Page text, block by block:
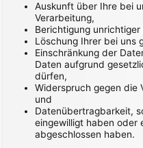
Auskunft über Ihre bei
Verarbeitung,
Berichtigung
Löschung Ihrer bei uns
Einschränkung der
Daten aufgrund
dürfen,
Widerspruch gegen die
und
Datenübertragbarkeit,
eingewilligt haben oder
abgeschlossen haben.